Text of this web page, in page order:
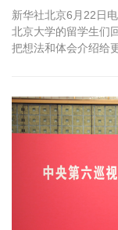
新华社北京6月22日
北京大学的留学生们
把想法和体会介绍给
懂今天的中国，必须
发展经济、消除贫困